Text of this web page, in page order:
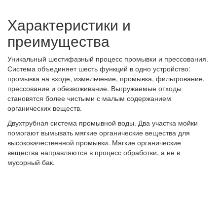
Характеристики и
преимущества
Уникальный шестифазный процесс промывки и прессования.
Система объединяет шесть функций в одно устройство:
промывка на входе, измельчение, промывка, фильтрование,
прессование и обезвоживание. Выгружаемые отходы
становятся более чистыми с малым содержанием
органических веществ.
Двухтрубная система промывной воды. Два участка мойки
помогают вымывать мягкие органические вещества для
высококачественной промывки. Мягкие органические
вещества направляются в процесс обработки, а не в
мусорный бак.